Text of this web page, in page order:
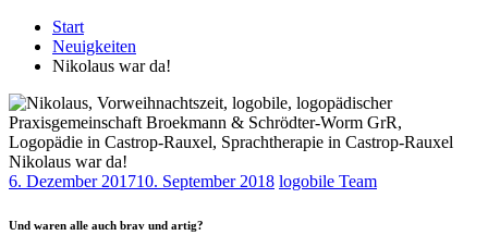
Start
Neuigkeiten
Nikolaus war da!
Nikolaus war da!
6. Dezember 201710. September 2018 logobile Team
Und waren alle auch brav und artig?